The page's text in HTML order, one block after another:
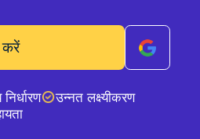
उन्नत लक्ष्यीकरण